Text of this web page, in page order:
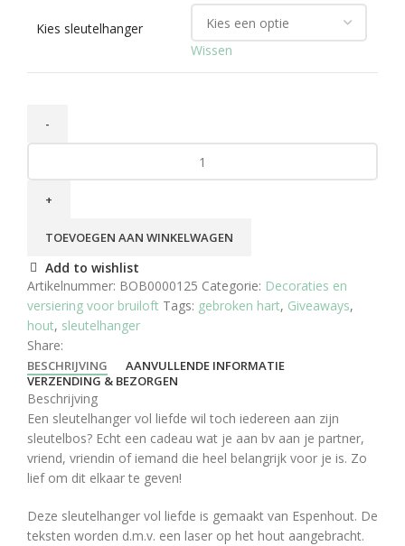
Kies sleutelhanger
Wissen
TOEVOEGEN AAN WINKELWAGEN
Add to wishlist
Artikelnummer: BOB0000125 Categorie: Decoraties en
versiering voor bruiloft Tags: gebroken hart, Giveaways,
hout, sleutelhanger
Share:
BESCHRIJVING
AANVULLENDE INFORMATIE
VERZENDING & BEZORGEN
Beschrijving
Een sleutelhanger vol liefde wil toch iedereen aan zijn
sleutelbos? Echt een cadeau wat je aan bv aan je partner,
vriend, vriendin of iemand die heel belangrijk voor je is. Zo
lief om dit elkaar te geven!
Deze sleutelhanger vol liefde is gemaakt van Espenhout. De
teksten worden d.m.v. een laser op het hout aangebracht.